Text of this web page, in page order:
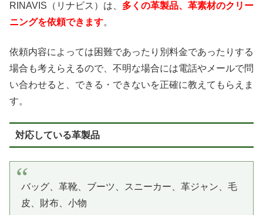
RINAVIS（リナビス）は、 多くの革製品、革素材のクリー
ニングを依頼できます。
依頼内容によっては困難であったり別料金であったりする
場合も考えらえるので、不明な場合には電話やメールで問
い合わせると、できる・できないを正確に教えてもらえま
す。
対応している革製品
バッグ、革靴、ブーツ、スニーカー、革ジャン、毛
皮、財布、小物